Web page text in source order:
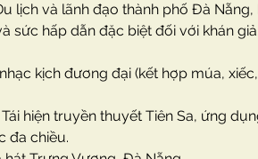
lịch và lãnh đạo thành phố Đà
sức hấp dẫn đặc biệt đối với khán giả.
kịch đương đại (kết hợp múa,
Tái hiện truyền thuyết Tiên Sa, ứng
đa chiều.